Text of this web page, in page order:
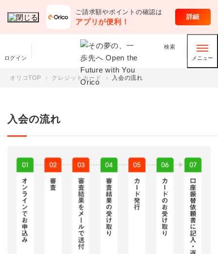
ご請求額やポイントの確認は
アプリが便利！
詳細
ログイン
検索
メニュー
クレジットカード
オリコTOP クレジットカード 入会の流れ
入会の流れ